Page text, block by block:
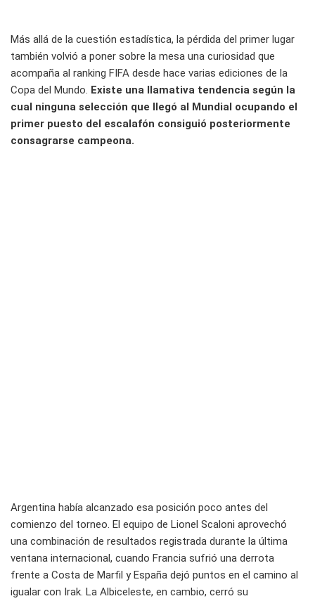
Más allá de la cuestión estadística, la pérdida del primer lugar
también volvió a poner sobre la mesa una curiosidad que
acompaña al ranking FIFA desde hace varias ediciones de la
Copa del Mundo. Existe una llamativa tendencia según la
cual ninguna selección que llegó al Mundial ocupando el
primer puesto del escalafón consiguió posteriormente
consagrarse campeona.
Argentina había alcanzado esa posición poco antes del
comienzo del torneo. El equipo de Lionel Scaloni aprovechó
una combinación de resultados registrada durante la última
ventana internacional, cuando Francia sufrió una derrota
frente a Costa de Marfil y España dejó puntos en el camino al
igualar con Irak. La Albiceleste, en cambio, cerró su